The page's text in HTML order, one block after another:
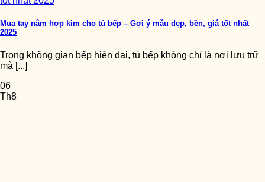
Mua tay nắm hợp kim cho tủ bếp – Gợi ý mẫu đẹp, bền, giá tốt nhất
2025
Trong không gian bếp hiện đại, tủ bếp không chỉ là nơi lưu trữ
mà [...]
06
Th8